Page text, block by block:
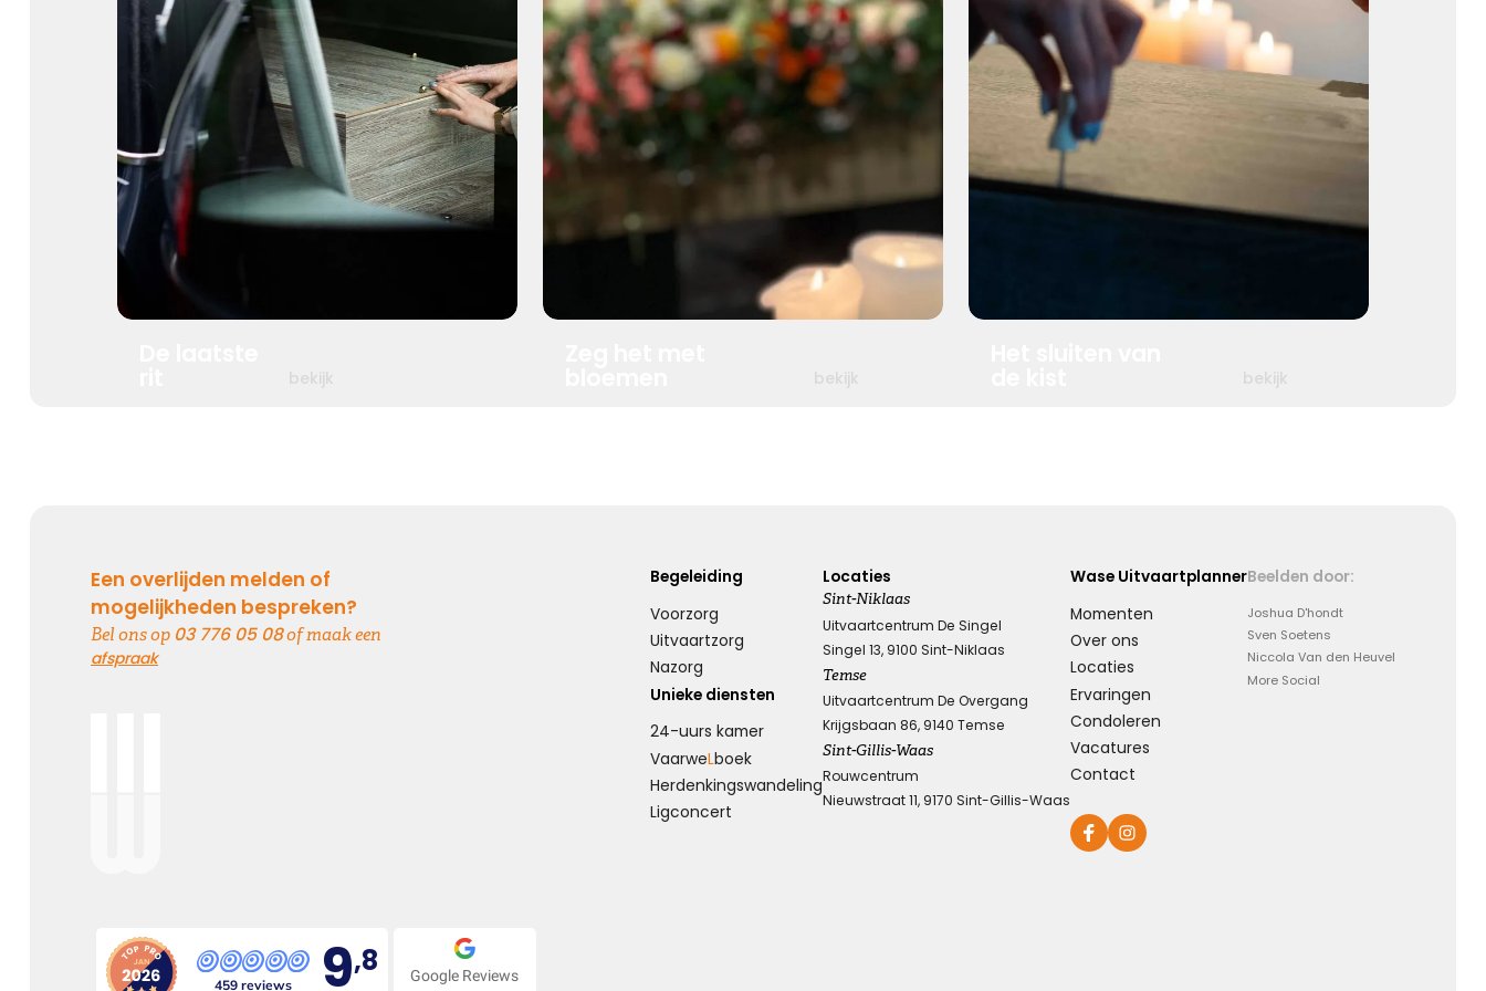
Een overlijden melden of
mogelijkheden bespreken?
Bel ons op 03 776 05 08of maak een
afspraak
Begeleiding
Voorzorg
Uitvaartzorg
Nazorg
Unieke diensten
24-uurs kamer
VaarweLboek
Herdenkings­wandeling
Ligconcert
Locaties
Sint-Niklaas
Uitvaartcentrum De Singel
Singel 13, 9100 Sint-Niklaas
Temse
Uitvaartcentrum De Overgang
Krijgsbaan 86, 9140 Temse
Sint-Gillis-Waas
Rouwcentrum
Nieuwstraat 11, 9170 Sint-Gillis-Waas
Wase Uitvaartplanner
Momenten
Over ons
Locaties
Ervaringen
Condoleren
Vacatures
Contact
Beelden door:
Joshua D'hondt
Sven Soetens
Niccola Van den Heuvel
More Social
459 reviews 9,8 Google Reviews